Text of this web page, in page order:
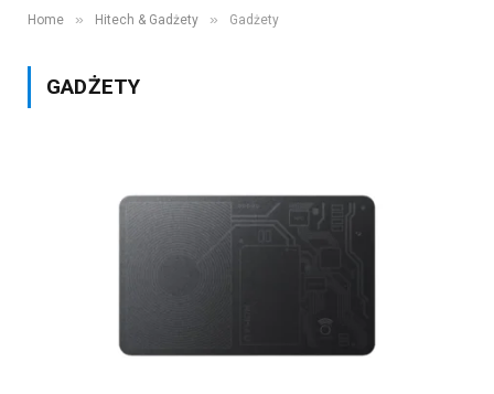
Home » Hitech & Gadżety » Gadżety
GADŻETY